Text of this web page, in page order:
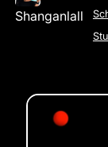
Shanganlall